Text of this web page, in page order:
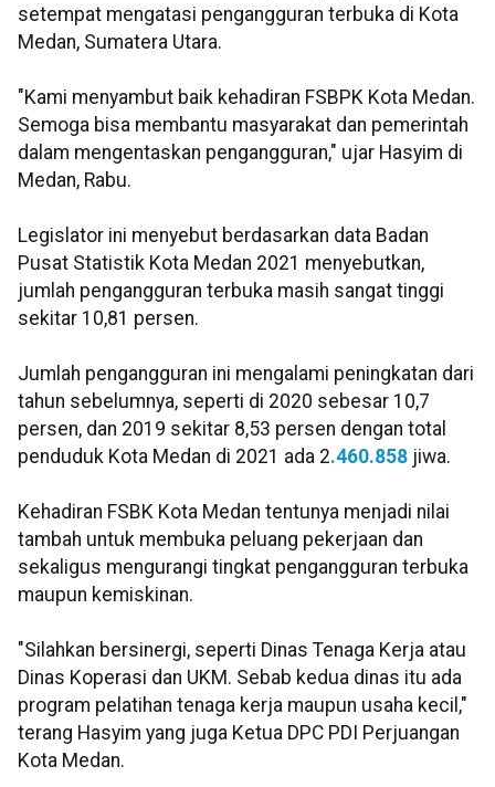
setempat mengatasi pengangguran terbuka di Kota
Medan, Sumatera Utara.
"Kami menyambut baik kehadiran FSBPK Kota Medan.
Semoga bisa membantu masyarakat dan pemerintah
dalam mengentaskan pengangguran," ujar Hasyim di
Medan, Rabu.
Legislator ini menyebut berdasarkan data Badan
Pusat Statistik Kota Medan 2021 menyebutkan,
jumlah pengangguran terbuka masih sangat tinggi
sekitar 10,81 persen.
Jumlah pengangguran ini mengalami peningkatan dari
tahun sebelumnya, seperti di 2020 sebesar 10,7
persen, dan 2019 sekitar 8,53 persen dengan total
penduduk Kota Medan di 2021 ada 2.460.858 jiwa.
Kehadiran FSBK Kota Medan tentunya menjadi nilai
tambah untuk membuka peluang pekerjaan dan
sekaligus mengurangi tingkat pengangguran terbuka
maupun kemiskinan.
"Silahkan bersinergi, seperti Dinas Tenaga Kerja atau
Dinas Koperasi dan UKM. Sebab kedua dinas itu ada
program pelatihan tenaga kerja maupun usaha kecil,"
terang Hasyim yang juga Ketua DPC PDI Perjuangan
Kota Medan.